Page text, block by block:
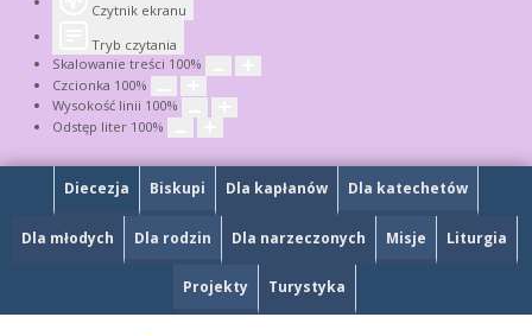
Czytnik ekranu
Tryb czytania
Skalowanie treści 100%
Czcionka 100%
Wysokość linii 100%
Odstęp liter 100%
Diecezja Biskupi Dla kapłanów Dla katechetów
Dla młodych Dla rodzin Dla narzeczonych Misje Liturgia
Projekty Turystyka